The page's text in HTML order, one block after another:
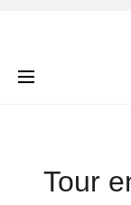
bicicleta a Italica
Tour